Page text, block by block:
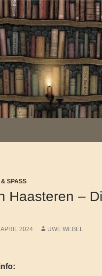
SPASS
Haasteren –
2024 UWE WEBEL